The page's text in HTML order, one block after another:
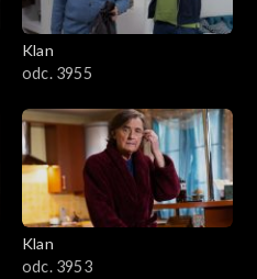
Klan
odc. 3955
Klan
odc. 3953